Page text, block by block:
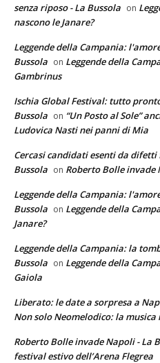
senza riposo - La Bussola on
nascono le Janare?
Leggende della Campania:
Bussola on Leggende della
Gambrinus
Ischia Global Festival: tutto
Bussola on “Un Posto al Sole”
Ludovica Nasti nei panni di Mia
Cercasi candidati esenti da difetti
Bussola on Roberto Bolle invade
Leggende della Campania:
Bussola on Leggende della
Janare?
Leggende della Campania: la
Bussola on Leggende della
Gaiola
Liberato: le date a sorpresa a
Non solo Neomelodico: la
Roberto Bolle invade Napoli - La
festival estivo dell’Arena Flegrea